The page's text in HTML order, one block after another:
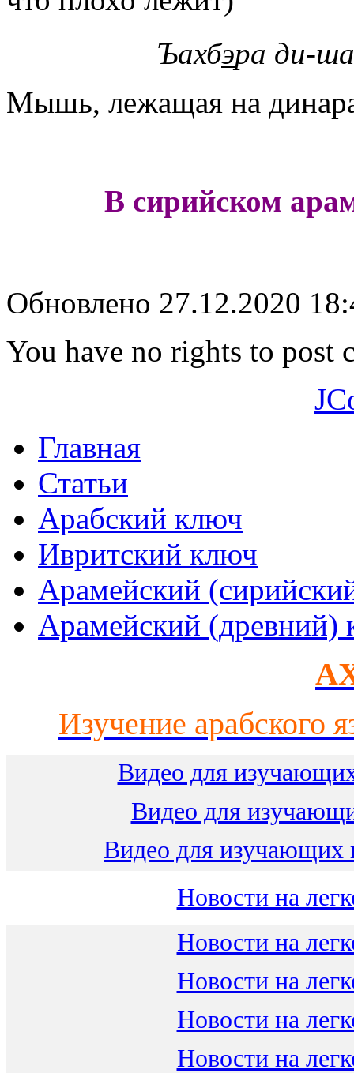
Ъахбэра ди-
Мышь, лежащая на
В сирийском
Обновлено 27.12.2020
You have no rights to post
Главная
Статьи
Арабский ключ
Ивритский ключ
Арамейский
Арамейский (древний)
Изучение арабского
Видео для
Видео для
Видео для изучающих
Новости на
Новости на
Новости на
Новости на
Новости на